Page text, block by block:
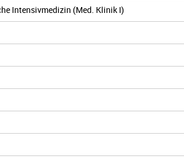
Intensivmedizin (Med. Klinik I)